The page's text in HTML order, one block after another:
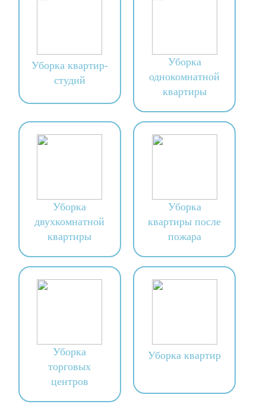
Уборка квартир-
студий
Уборка
однокомнатной
квартиры
Уборка
двухкомнатной
квартиры
Уборка
квартиры после
пожара
Уборка
торговых
центров
Уборка квартир